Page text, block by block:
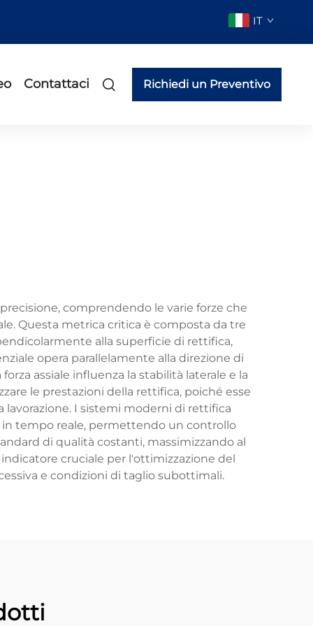
IT
Contattaci Richiedi un Preventivo
comprendendo le varie forze che
Questa metrica critica è composta da tre
alla superficie di rettifica,
opera parallelamente alla direzione di
assiale influenza la stabilità laterale e la
le prestazioni della rettifica, poiché esse
I sistemi moderni di rettifica
in tempo reale, permettendo un controllo
di qualità costanti, massimizzando al
cruciale per l'ottimizzazione del
e condizioni di taglio subottimali.